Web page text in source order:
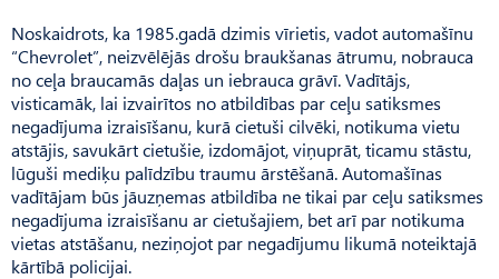
Noskaidrots, ka 1985.gadā dzimis vīrietis, vadot automašīnu
“Chevrolet”, neizvēlējās drošu braukšanas ātrumu, nobrauca
no ceļa braucamās daļas un iebrauca grāvī. Vadītājs,
visticamāk, lai izvairītos no atbildības par ceļu satiksmes
negadījuma izraisīšanu, kurā cietuši cilvēki, notikuma vietu
atstājis, savukārt cietušie, izdomājot, viņuprāt, ticamu stāstu,
lūguši mediķu palīdzību traumu ārstēšanā. Automašīnas
vadītājam būs jāuzņemas atbildība ne tikai par ceļu satiksmes
negadījuma izraisīšanu ar cietušajiem, bet arī par notikuma
vietas atstāšanu, neziņojot par negadījumu likumā noteiktajā
kārtībā policijai.